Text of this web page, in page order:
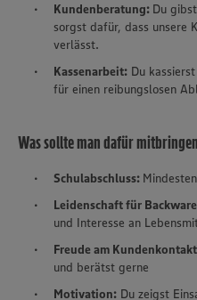
Kundenberatung: Du
sorgst dafür, dass unsere
verlässt.
Kassenarbeit: Du
für einen reibungslosen
Was sollte man dafür
Schulabschluss:
Leidenschaft für
und Interesse an
Freude am
und berätst gerne
Motivation: Du zeigst